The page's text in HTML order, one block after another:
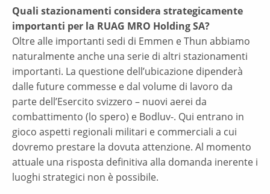
Quali stazionamenti considera strategicamente
importanti per la RUAG MRO Holding SA?
Oltre alle importanti sedi di Emmen e Thun abbiamo
naturalmente anche una serie di altri stazionamenti
importanti. La questione dell’ubicazione dipenderà
dalle future commesse e dal volume di lavoro da
parte dell’Esercito svizzero – nuovi aerei da
combattimento (lo spero) e Bodluv-. Qui entrano in
gioco aspetti regionali militari e commerciali a cui
dovremo prestare la dovuta attenzione. Al momento
attuale una risposta definitiva alla domanda inerente i
luoghi strategici non è possibile.